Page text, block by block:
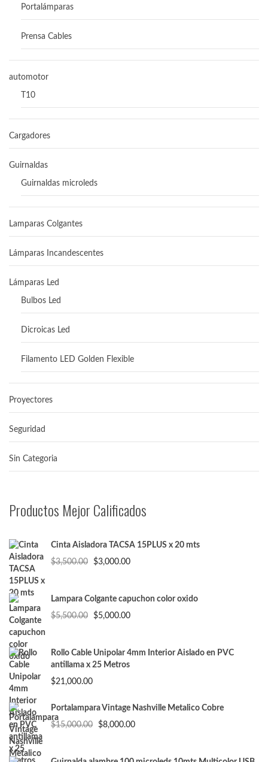
Portalámparas
Prensa Cables
automotor
T10
Cargadores
Guirnaldas
Guirnaldas microleds
Lamparas Colgantes
Lámparas Incandescentes
Lámparas Led
Bulbos Led
Dicroicas Led
Filamento LED Golden Flexible
Proyectores
Seguridad
Sin Categoria
Productos Mejor Calificados
Cinta Aisladora TACSA 15PLUS x 20 mts
$3,500.00
El
era:
$3,500.00.
$3,000.00El
es:
Lampara Colgante capuchon color oxido
$5,500.00
El
era:
$5,500.00.
$5,000.00El
es:
Rollo Cable Unipolar 4mm Interior Aislado en PVC
antillama x 25 Metros
$21,000.00
Portalampara Vintage Nashville Metalico Cobre
$15,000.00
El
$8,000.00El